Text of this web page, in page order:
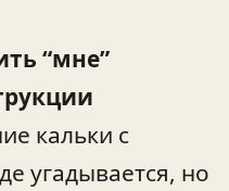
“мне”
кальки с
угадывается, но